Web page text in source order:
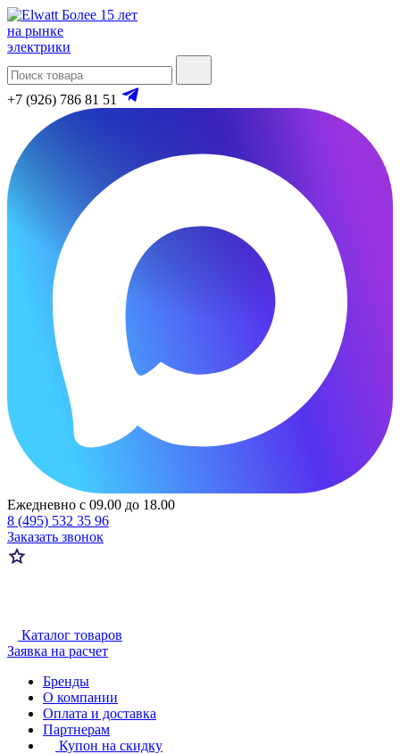
Более 15 лет
на рынке
электрики
+7 (926) 786 81 51
Ежедневно с 09.00 до 18.00
8 (495) 532 35 96
Заказать звонок
Каталог товаров
Заявка на расчет
Бренды
О компании
Оплата и доставка
Партнерам
Купон на скидку